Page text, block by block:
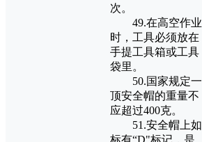
次。
49.在高空作业
时，工具必须放在
手提工具箱或工具
袋里。
50.国家规定一
顶安全帽的重量不
应超过400克。
51.安全帽上如
标有“D"标记，是